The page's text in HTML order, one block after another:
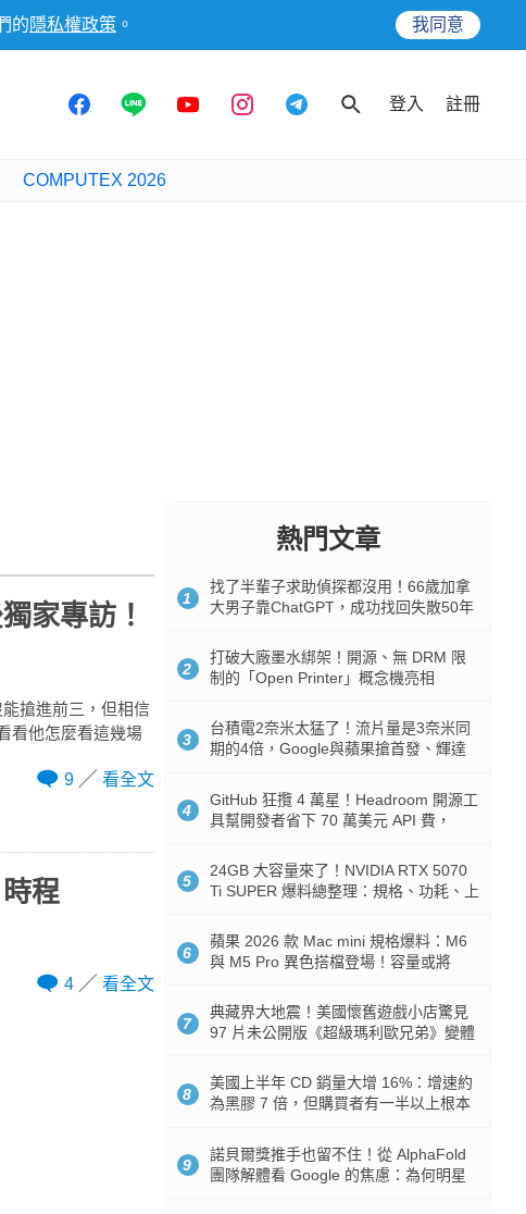
的 隱私權政策 。 我同意
登入 註冊
COMPUTEX 2026
家專訪！
搶進前三，但相信
看他怎麼看這幾場
9
看全文
程
4 看全文
熱門文章
1
找了半輩子求助偵探都沒用！66歲加拿
大男子靠ChatGPT，成功找回失散50年
2
打破大廠墨水綁架！開源、無 DRM 限
制的「Open Printer」概念機亮相
3
台積電2奈米太猛了！流片量是3奈米同
期的4倍，Google與蘋果搶首發、輝達
4
GitHub 狂攬 4 萬星！Headroom 開源工
具幫開發者省下 70 萬美元 API 費，
5
24GB 大容量來了！NVIDIA RTX 5070
Ti SUPER 爆料總整理：規格、功耗、上
6
蘋果 2026 款 Mac mini 規格爆料：M6
與 M5 Pro 異色搭檔登場！容量或將
7
典藏界大地震！美國懷舊遊戲小店驚見
97 片未公開版《超級瑪利歐兄弟》變體
8
美國上半年 CD 銷量大增 16%：增速約
為黑膠 7 倍，但購買者有一半以上根本
9
諾貝爾獎推手也留不住！從 AlphaFold
團隊解體看 Google 的焦慮：為何明星